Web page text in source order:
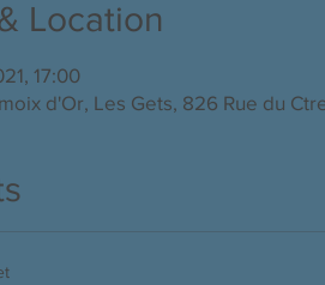
Location
17:00
d'Or, Les Gets, 826 Rue du